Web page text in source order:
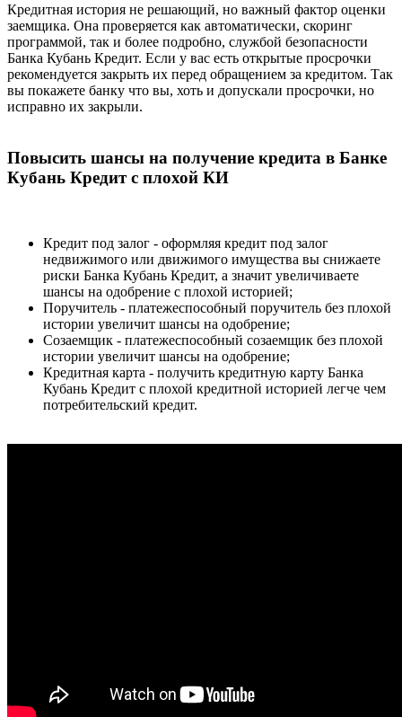
Кредитная история не решающий, но важный фактор оценки
заемщика. Она проверяется как автоматически, скоринг
программой, так и более подробно, службой безопасности
Банка Кубань Кредит. Если у вас есть открытые просрочки
рекомендуется закрыть их перед обращением за кредитом. Так
вы покажете банку что вы, хоть и допускали просрочки, но
исправно их закрыли.
Повысить шансы на получение кредита в Банке
Кубань Кредит с плохой КИ
Кредит под залог - оформляя кредит под залог
недвижимого или движимого имущества вы снижаете
риски Банка Кубань Кредит, а значит увеличиваете
шансы на одобрение с плохой историей;
Поручитель - платежеспособный поручитель без плохой
истории увеличит шансы на одобрение;
Созаемщик - платежеспособный созаемщик без плохой
истории увеличит шансы на одобрение;
Кредитная карта - получить кредитную карту Банка
Кубань Кредит с плохой кредитной историей легче чем
потребительский кредит.